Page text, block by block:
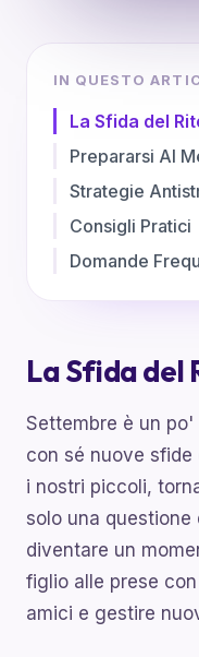
IN QUESTO
La Sfida del
Prepararsi Al
Strategie
Consigli Pratici
Domande
La Sfida del
Settembre è un
con sé nuove sfide
i nostri piccoli,
solo una questione
diventare un
figlio alle prese
amici e gestire